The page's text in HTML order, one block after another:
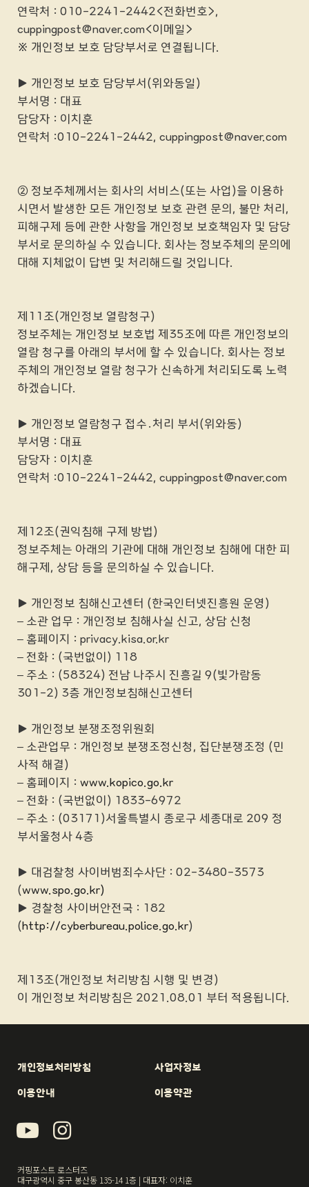
연락처 : 010-2241-2442<전화번호>,
cuppingpost@naver.com<이메일>
※ 개인정보 보호 담당부서로 연결됩니다.
▶ 개인정보 보호 담당부서(위와동일)
부서명 : 대표
담당자 : 이치훈
연락처 :010-2241-2442, cuppingpost@naver.com
② 정보주체께서는 회사의 서비스(또는 사업)을 이용하
시면서 발생한 모든 개인정보 보호 관련 문의, 불만 처리,
피해구제 등에 관한 사항을 개인정보 보호책임자 및 담당
부서로 문의하실 수 있습니다. 회사는 정보주체의 문의에
대해 지체없이 답변 및 처리해드릴 것입니다.
제11조(개인정보 열람청구)
정보주체는 개인정보 보호법 제35조에 따른 개인정보의
열람 청구를 아래의 부서에 할 수 있습니다. 회사는 정보
주체의 개인정보 열람 청구가 신속하게 처리되도록 노력
하겠습니다.
▶ 개인정보 열람청구 접수․처리 부서(위와동)
부서명 : 대표
담당자 : 이치훈
연락처 :010-2241-2442, cuppingpost@naver.com
제12조(권익침해 구제 방법)
정보주체는 아래의 기관에 대해 개인정보 침해에 대한 피
해구제, 상담 등을 문의하실 수 있습니다.
▶ 개인정보 침해신고센터 (한국인터넷진흥원 운영)
– 소관 업무 : 개인정보 침해사실 신고, 상담 신청
– 홈페이지 : privacy.kisa.or.kr
– 전화 : (국번없이) 118
– 주소 : (58324) 전남 나주시 진흥길 9(빛가람동
301-2) 3층 개인정보침해신고센터
▶ 개인정보 분쟁조정위원회
– 소관업무 : 개인정보 분쟁조정신청, 집단분쟁조정 (민
사적 해결)
– 홈페이지 : www.kopico.go.kr
– 전화 : (국번없이) 1833-6972
– 주소 : (03171)서울특별시 종로구 세종대로 209 정
부서울청사 4층
▶ 대검찰청 사이버범죄수사단 : 02-3480-3573
(www.spo.go.kr)
▶ 경찰청 사이버안전국 : 182
( http://cyberbureau.police.go.kr)
제13조(개인정보 처리방침 시행 및 변경)
이 개인정보 처리방침은 2021.08.01 부터 적용됩니다.
개인정보처리방침
이용안내
사업자정보
이용약관
커핑포스트 로스터즈
대구광역시 중구 봉산동 135-14 1층 | 대표자: 이치훈